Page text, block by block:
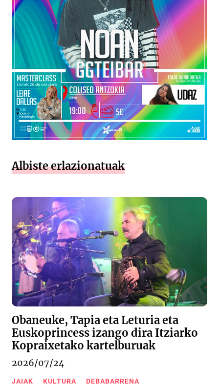
Albiste erlazionatuak
Obaneuke, Tapia eta Leturia eta
Euskoprincess izango dira Itziarko
Kopraixetako kartelburuak
2026/07/24
JAIAK KULTURA DEBABARRENA